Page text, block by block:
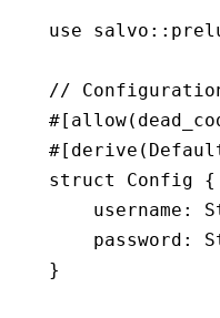
use salvo ::
//
#[derive(
struct
Config {
    username
:
    password
:
}